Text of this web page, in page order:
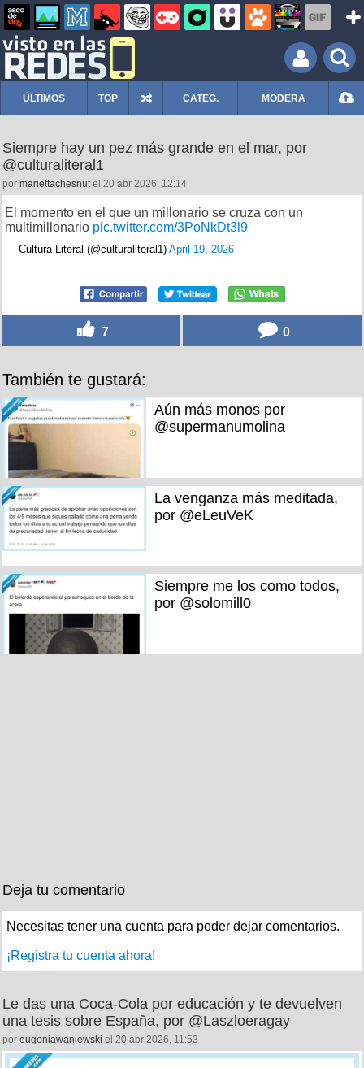
ÚLTIMOS TOP CATEG. MODERA
Siempre hay un pez más grande en el mar, por
@culturaliteral1
por mariettachesnutel 20 abr 2026, 12:14
El momento en el que un millonario se cruza con un
multimillonario pic.twitter.com/3PoNkDt3l9
— Cultura Literal (@culturaliteral1) April 19, 2026
7 0
También te gustará:
Aún más monos por
@supermanumolina
La venganza más meditada,
por @eLeuVeK
Siempre me los como todos,
por @solomill0
Deja tu comentario
Necesitas tener una cuenta para poder dejar comentarios.
¡Registra tu cuenta ahora!
Le das una Coca‑Cola por educación y te devuelven
una tesis sobre España, por @Laszloeragay
por eugeniawaniewski el 20 abr 2026, 11:53